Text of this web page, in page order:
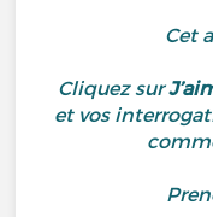
Cet
Cliquez sur
et vos